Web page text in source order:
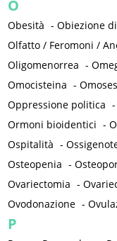
O
Obesità -Obiezione
Olfatto / Feromoni /
Oligomenorrea -
Omocisteina -
Oppressione politica
Ormoni bioidentici -
Ospitalità -
Osteopenia -
Ovariectomia -
Ovodonazione -
P